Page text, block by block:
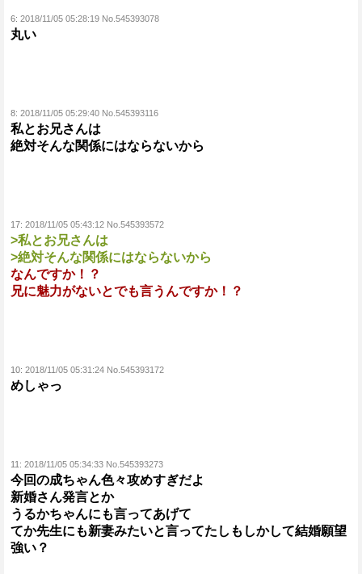
6: 2018/11/05 05:28:19 No.545393078
丸い
8: 2018/11/05 05:29:40 No.545393116
私とお兄さんは
絶対そんな関係にはならないから
17: 2018/11/05 05:43:12 No.545393572
>私とお兄さんは
>絶対そんな関係にはならないから
なんですか！？
兄に魅力がないとでも言うんですか！？
10: 2018/11/05 05:31:24 No.545393172
めしゃっ
11: 2018/11/05 05:34:33 No.545393273
今回の成ちゃん色々攻めすぎだよ
新婚さん発言とか
うるかちゃんにも言ってあげて
てか先生にも新妻みたいと言ってたしもしかして結婚願望
強い？